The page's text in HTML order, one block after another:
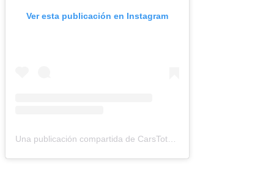
Ver esta publicación en Instagram